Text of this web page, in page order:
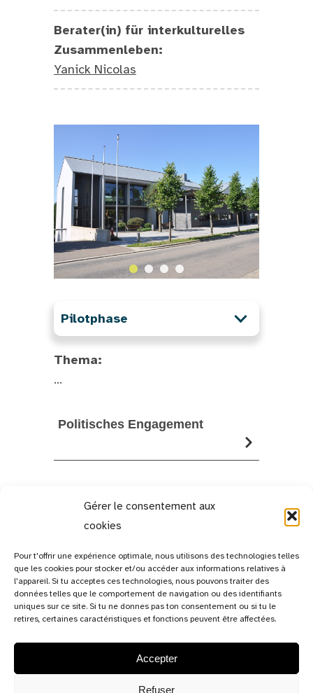
Gérer le consentement aux
cookies
Pour t'offrir une expérience optimale, nous utilisons des technologies telles
que les cookies pour stocker et/ou accéder aux informations relatives à
l'appareil. Si tu acceptes ces technologies, nous pouvons traiter des
données telles que le comportement de navigation ou des identifiants
uniques sur ce site. Si tu ne donnes pas ton consentement ou si tu le
retires, certaines caractéristiques et fonctions peuvent être affectées.
Accepter
Refuser
Berater(in) für interkulturelles
Zusammenleben:
Yanick Nicolas
Pilotphase
Thema:
...
Politisches Engagement
L-1273 Luxembourg-Hamm